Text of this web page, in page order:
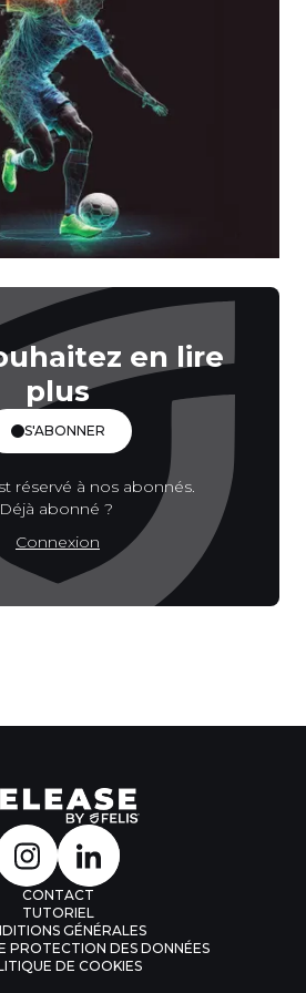
en lire
plus
S'ABONNER
réservé à nos abonnés.
Déjà abonné ?
Connexion
CONTACT
TUTORIEL
GÉNÉRALES
PROTECTION DES DONNÉES
DE COOKIES